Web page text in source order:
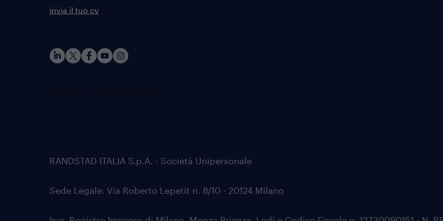
invia il tuo cv
RANDSTAD ITALIA S.p.A. - Società Unipersonale
Sede Legale: Via Roberto Lepetit n. 8/10 - 20124 Milano